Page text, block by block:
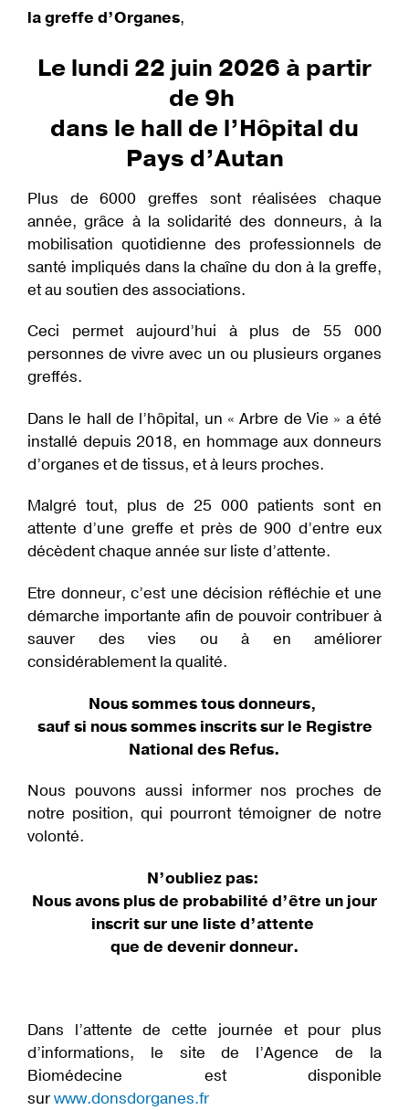
la greffe d’Organes,
Le lundi 22 juin 2026 à partir
de 9h
dans le hall de l’Hôpital du
Pays d’Autan
Plus de 6000 greffes sont réalisées chaque
année, grâce à la solidarité des donneurs, à la
mobilisation quotidienne des professionnels de
santé impliqués dans la chaîne du don à la greffe,
et au soutien des associations.
Ceci permet aujourd’hui à plus de 55 000
personnes de vivre avec un ou plusieurs organes
greffés.
Dans le hall de l’hôpital, un « Arbre de Vie » a été
installé depuis 2018, en hommage aux donneurs
d’organes et de tissus, et à leurs proches.
Malgré tout, plus de 25 000 patients sont en
attente d’une greffe et près de 900 d’entre eux
décèdent chaque année sur liste d’attente.
Etre donneur, c’est une décision réfléchie et une
démarche importante afin de pouvoir contribuer à
sauver des vies ou à en améliorer
considérablement la qualité.
Nous sommes tous donneurs,
sauf si nous sommes inscrits sur le Registre
National des Refus.
Nous pouvons aussi informer nos proches de
notre position, qui pourront témoigner de notre
volonté.
N’oubliez pas:
Nous avons plus de probabilité d’être un jour
inscrit sur une liste d’attente
que de devenir donneur.
Dans l’attente de cette journée et pour plus
d’informations, le site de l’Agence de la
Biomédecine est disponible
surwww.donsdorganes.fr